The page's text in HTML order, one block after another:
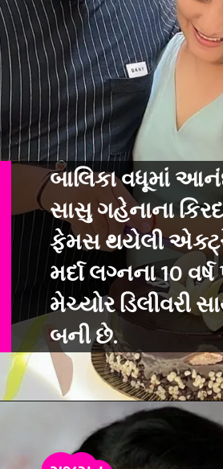
બાલિકા વધૂમાં
સાસુ ગહેનાના
ફેમસ થયેલી
મર્દા લગ્નના 10
મેચ્યોર ડિલીવરી
બની છે.